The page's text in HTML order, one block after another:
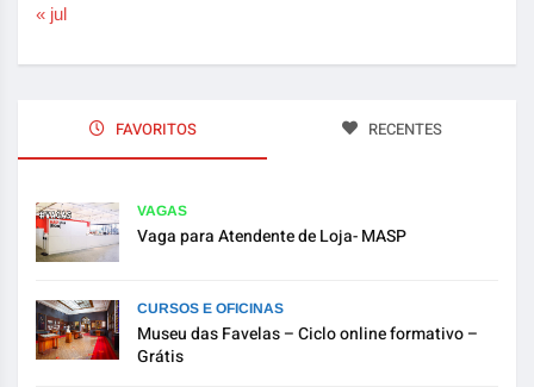
« jul
FAVORITOS RECENTES
VAGAS
Vaga para Atendente de Loja- MASP
CURSOS E OFICINAS
Museu das Favelas – Ciclo online formativo –
Grátis